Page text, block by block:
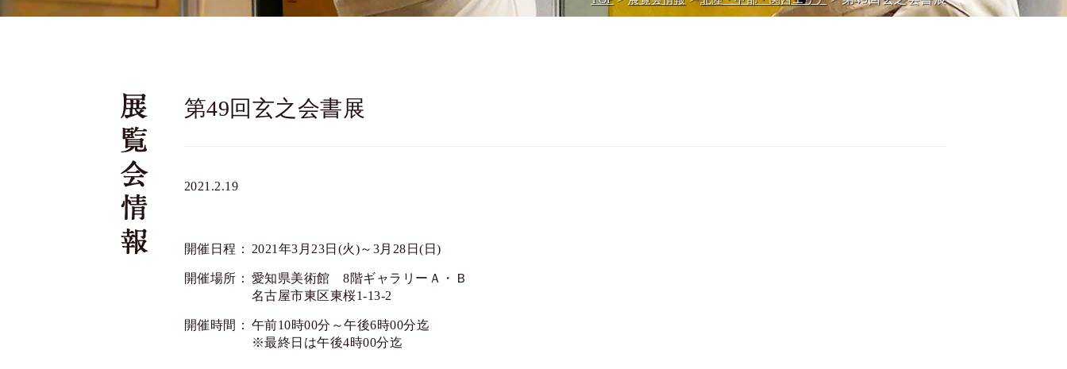
第49回玄之会書展
2021.2.19
開催日程： 2021年3月23日(火)～3月28日(日)
開催場所： 愛知県美術館 8階ギャラリーＡ・Ｂ
名古屋市東区東桜1-13-2
開催時間： 午前10時00分～午後6時00分迄
※最終日は午後4時00分迄